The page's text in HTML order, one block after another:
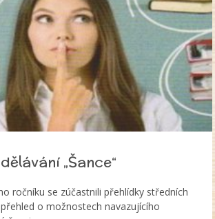
„Šance“
ročníku se zúčastnili přehlídky středních
o možnostech navazujícího